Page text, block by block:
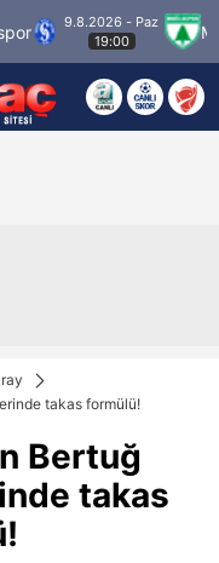
- Paz
Muğlaspor
takas formülü!
Bertuğ
takas